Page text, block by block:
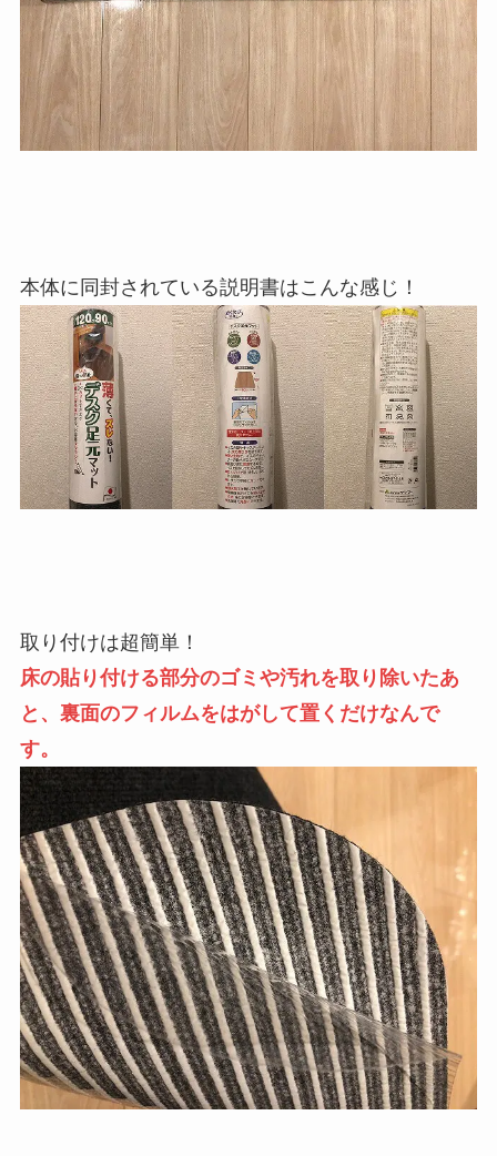
本体に同封されている説明書はこんな感じ！
取り付けは超簡単！
床の貼り付ける部分のゴミや汚れを取り除いたあ
と、裏面のフィルムをはがして置くだけなんで
す。